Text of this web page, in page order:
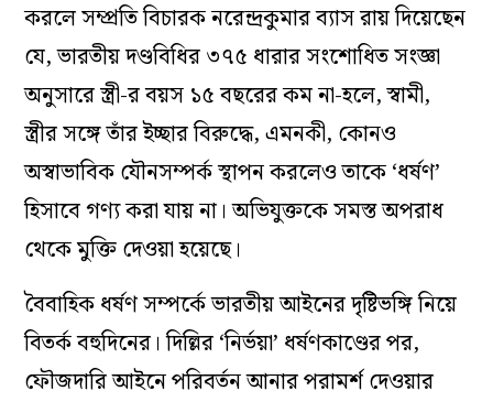
করলে সম্প্রতি বিচারক নরেন্দ্রকুমার ব্যাস রায় দিয়েছেন
যে, ভারতীয় দণ্ডবিধির ৩৭৫ ধারার সংশোধিত সংজ্ঞা
অনুসারে স্ত্রী-র বয়স ১৫ বছরের কম না-হলে, স্বামী,
স্ত্রীর সঙ্গে তাঁর ইচ্ছার বিরুদ্ধে, এমনকী, কোনও
অস্বাভাবিক যৌনসম্পর্ক স্থাপন করলেও তাকে ‘ধর্ষণ’
হিসাবে গণ্য করা যায় না। অভিযুক্তকে সমস্ত অপরাধ
থেকে মুক্তি দেওয়া হয়েছে।
বৈবাহিক ধর্ষণ সম্পর্কে ভারতীয় আইনের দৃষ্টিভঙ্গি নিয়ে
বিতর্ক বহুদিনের। দিল্লির ‘নির্ভয়া’ ধর্ষণকাণ্ডের পর,
ফৌজদারি আইনে পরিবর্তন আনার পরামর্শ দেওয়ার